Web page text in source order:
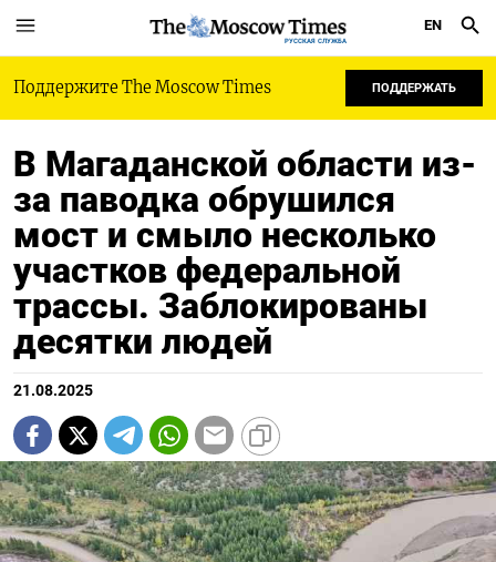
РУССКАЯ СЛУЖБА
EN
Поддержите The Moscow Times ПОДДЕРЖАТЬ
В Магаданской области из-
за паводка обрушился
мост и смыло несколько
участков федеральной
трассы. Заблокированы
десятки людей
21.08.2025